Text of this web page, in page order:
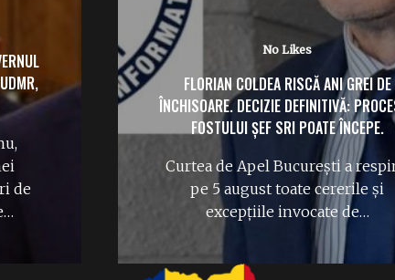
DE
și
No Likes
ÎPS TEODOSIE PETRESCU („MACHE”)
RUGĂCIUNI PE CÂMP PENTRU
Rugăciuni la Peștera
Apostol Andrei. ÎPS Teodosie
pe câmp la Constanța și…